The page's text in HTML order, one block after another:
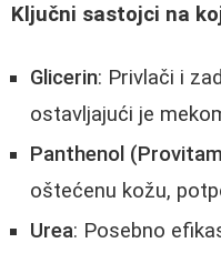
Ključni sastojci na
Glicerin: Privlači i
ostavljajući je
Panthenol
oštećenu kožu,
Urea: Posebno